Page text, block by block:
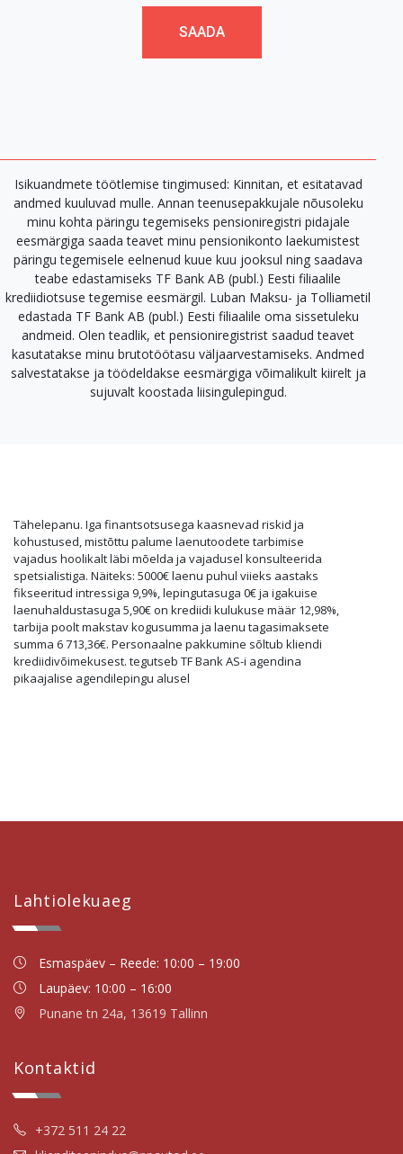
Isikuandmete töötlemise tingimused: Kinnitan, et esitatavad
andmed kuuluvad mulle. Annan teenusepakkujale nõusoleku
minu kohta päringu tegemiseks pensioniregistri pidajale
eesmärgiga saada teavet minu pensionikonto laekumistest
päringu tegemisele eelnenud kuue kuu jooksul ning saadava
teabe edastamiseks TF Bank AB (publ.) Eesti filiaalile
krediidiotsuse tegemise eesmärgil. Luban Maksu- ja Tolliametil
edastada TF Bank AB (publ.) Eesti filiaalile oma sissetuleku
andmeid. Olen teadlik, et pensioniregistrist saadud teavet
kasutatakse minu brutotöötasu väljaarvestamiseks. Andmed
salvestatakse ja töödeldakse eesmärgiga võimalikult kiirelt ja
sujuvalt koostada liisingulepingud.
Tähelepanu. Iga finantsotsusega kaasnevad riskid ja
kohustused, mistõttu palume laenutoodete tarbimise
vajadus hoolikalt läbi mõelda ja vajadusel konsulteerida
spetsialistiga. Näiteks: 5000€ laenu puhul viieks aastaks
fikseeritud intressiga 9,9%, lepingutasuga 0€ ja igakuise
laenuhaldustasuga 5,90€ on krediidi kulukuse määr 12,98%,
tarbija poolt makstav kogusumma ja laenu tagasimaksete
summa 6 713,36€. Personaalne pakkumine sõltub kliendi
krediidivõimekusest. tegutseb TF Bank AS-i agendina
pikaajalise agendilepingu alusel
Lahtiolekuaeg
Esmaspäev – Reede: 10:00 – 19:00
Laupäev: 10:00 – 16:00
Punane tn 24a, 13619 Tallinn
Kontaktid
+372 511 24 22